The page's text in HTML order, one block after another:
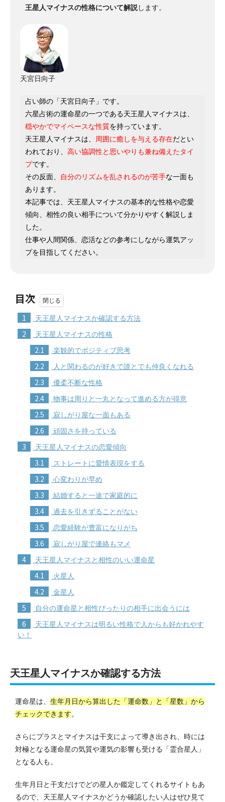
王星人マイナスの性格について解説します。
天宮日向子
占い師の「天宮日向子」です。
六星占術の運命星の一つである天王星人マイナスは、
穏やかでマイペースな性質を持っています。
天王星人マイナスは、
周囲に癒しを与える存在だとい
われており、 高い協調性と思いやりも兼ね備えたタイ
プです。
その反面、
自分のリズムを乱されるのが苦手な一面も
あります。
本記事では、天王星人マイナスの基本的な性格や恋愛
傾向、相性の良い相手について分かりやすく解説しま
した。
仕事や人間関係、恋活などの参考にしながら運気アッ
プを目指してください。
目次
1 天王星人マイナスか確認する方法
2 天王星人マイナスの性格
2.1 楽観的でポジティブ思考
2.2 人と関わるのが好きで誰とでも仲良くなれる
2.3 優柔不断な性格
2.4 物事は周りと一丸となって進める方が得意
2.5 寂しがり屋な一面もある
2.6 頑固さを持っている
3 天王星人マイナスの恋愛傾向
3.1 ストレートに愛情表現をする
3.2 心変わりが早め
3.3 結婚すると一途で家庭的に
3.4 過去を引きずることがない
3.5 恋愛経験が豊富になりがち
3.6 寂しがり屋で連絡もマメ
4 天王星人マイナスと相性のいい運命星
4.1 火星人
4.2 金星人
5 自分の運命星と相性ぴったりの相手に出会うには
6
天王星人マイナスは明るい性格で人からも好かれやす
い！
天王星人マイナスか確認する方法
運命星は、 生年月日から算出した「運命数」と「星数」から
チェックできます。
さらにプラスとマイナスは干支によって導き出され、時には
対極となる運命星の気質や運気の影響も受ける「霊合星人」
となる人も。
生年月日と干支だけでどの星人か鑑定してくれるサイトもあ
るので、天王星人マイナスかどうか確認したい人はぜひ見て